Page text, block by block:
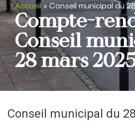
Accueil » Conseil municipal du
Compte-
Conseil
28 mars
Conseil municipal du